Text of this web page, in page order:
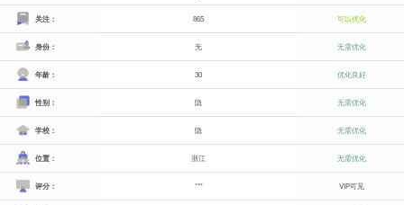
关注： 865 可以优化
身份： 无 无需优化
年龄： 30 优化良好
性别： 隐 无需优化
学校： 隐 无需优化
位置： 浙江 无需优化
评分： *** VIP可见